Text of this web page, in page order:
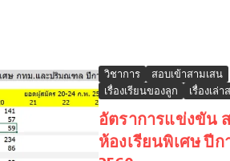
วิชาการ
สอบเข้าสามเสน
เรื่องเรียนของลูก
เรื่องเล่
อัตราการแข่งขัน
ห้องเรียนพิเศษ ปี